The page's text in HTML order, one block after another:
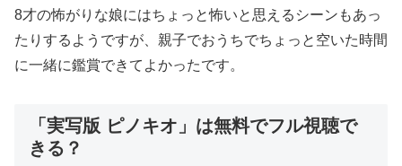
8才の怖がりな娘にはちょっと怖いと思えるシーンもあっ
たりするようですが、親子でおうちでちょっと空いた時間
に一緒に鑑賞できてよかったです。
「実写版 ピノキオ」は無料でフル視聴で
きる？